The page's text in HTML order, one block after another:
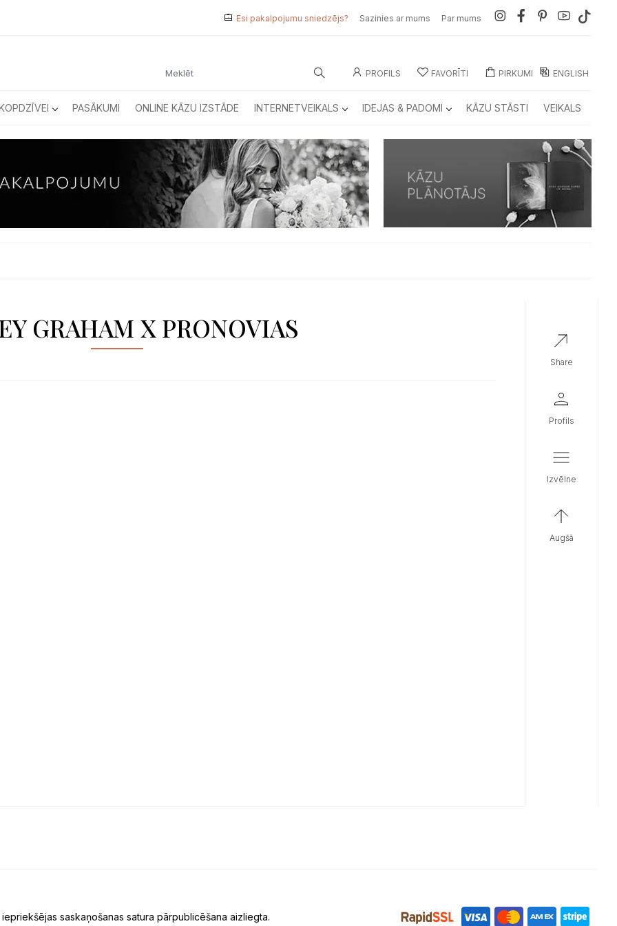
Esi pakalpojumu sniedzējs? Sazinies ar mums Par mums
PROFILS FAVORĪTI PIRKUMI ENGLISH
PASĀKUMI ONLINE KĀZU IZSTĀDE INTERNETVEIKALS IDEJAS & PADOMI KĀZU STĀSTI VEIKALS
GRAHAM X PRONOVIAS
share
profils
izvēlne
augšā
saskaņošanas satura pārpublicēšana aizliegta.